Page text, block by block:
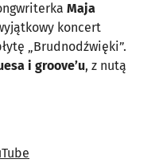
Maja
koncert
„Brudnodźwięki”.
i groove’u, z nutą